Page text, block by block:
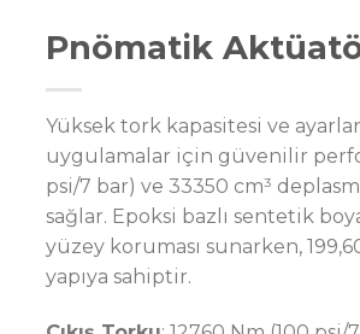
Pnömatik
Yüksek tork kapasitesi ve
uygulamalar için güvenilir
psi/7 bar) ve 33350 cm³
sağlar. Epoksi bazlı sentetik
yüzey koruması sunarken,
yapıya sahiptir.